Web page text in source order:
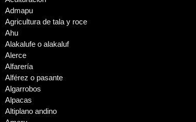
Admapu
Agricultura de tala y roce
Ahu
Alakalufe o alakaluf
Alerce
Alfarería
Alférez o pasante
Algarrobos
Alpacas
Altiplano andino